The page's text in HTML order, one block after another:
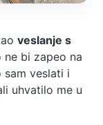
veslanje s
ne bi zapeo na
veslati i
uhvatilo me u